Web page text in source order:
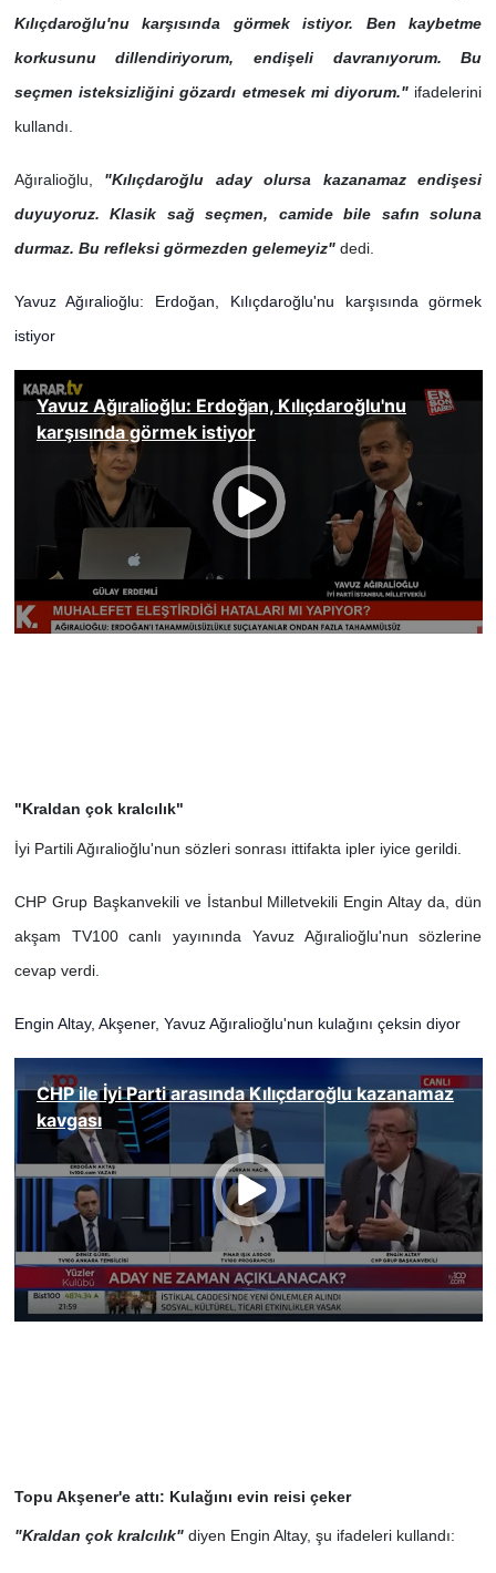
Kılıçdaroğlu'nu karşısında görmek istiyor. Ben kaybetme
korkusunu dillendiriyorum, endişeli davranıyorum. Bu
seçmen isteksizliğini gözardı etmesek mi diyorum." ifadelerini
kullandı.
Ağıralioğlu, "Kılıçdaroğlu aday olursa kazanamaz endişesi
duyuyoruz. Klasik sağ seçmen, camide bile safın soluna
durmaz. Bu refleksi görmezden gelemeyiz"dedi.
Yavuz Ağıralioğlu: Erdoğan, Kılıçdaroğlu'nu karşısında görmek
istiyor
"Kraldan çok kralcılık"
İyi Partili Ağıralioğlu'nun sözleri sonrası ittifakta ipler iyice gerildi.
CHP Grup Başkanvekili ve İstanbul Milletvekili Engin Altay da, dün
akşam TV100 canlı yayınında Yavuz Ağıralioğlu'nun sözlerine
cevap verdi.
Engin Altay, Akşener, Yavuz Ağıralioğlu'nun kulağını çeksin diyor
Topu Akşener'e attı: Kulağını evin reisi çeker
"Kraldan çok kralcılık"diyen Engin Altay, şu ifadeleri kullandı: